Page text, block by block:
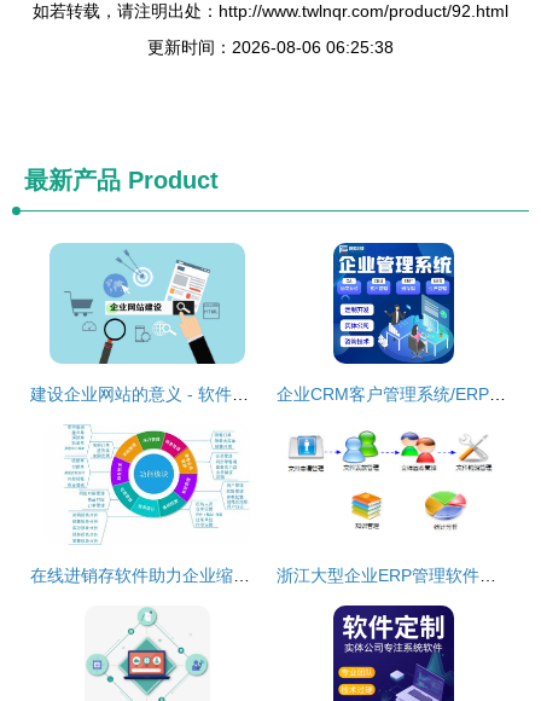
如若转载，请注明出处：http://www.twlnqr.com/product/92.html
更新时间：2026-08-06 06:25:38
最新产品 Product